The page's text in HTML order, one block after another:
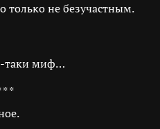
только не безучастным.
таки миф…
* *